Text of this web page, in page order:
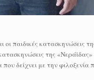
παιδικές κατασκηνώσεις
της «Νεράϊδας»
δείχνει με την